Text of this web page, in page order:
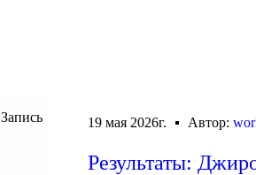
Запись 19 мая 2026г. Автор:
Результаты: